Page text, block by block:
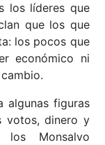
los líderes que
que los que
los pocos que
económico ni
algunas figuras
votos, dinero y
los Monsalvo